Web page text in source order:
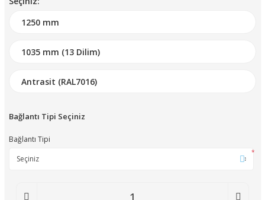
Bağlantı Tipi Seçiniz
Bağlantı Tipi
*